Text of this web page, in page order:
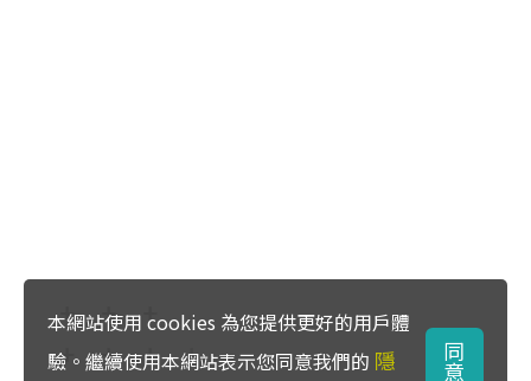
本網站使用 cookies 為您提供更好的用戶體
驗。繼續使用本網站表示您同意我們的 隱
同
意